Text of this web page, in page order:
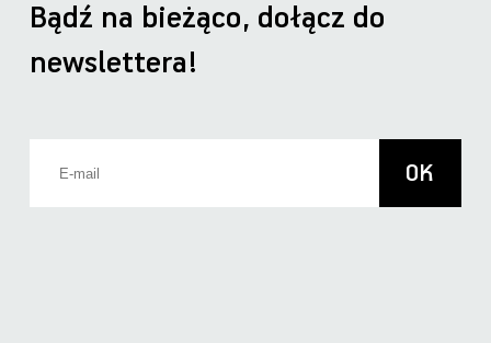
Bądź na bieżąco, dołącz do
newslettera!